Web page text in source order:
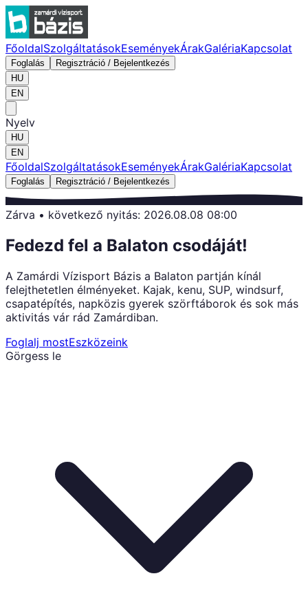
FőoldalSzolgáltatásokEseményekÁrakGalériaKapcsolat
Foglalás
Regisztráció / Bejelentkezés
HU
EN
Nyelv
HU
EN
FőoldalSzolgáltatásokEseményekÁrakGalériaKapcsolat
Foglalás Regisztráció / Bejelentkezés
Zárva • következő nyitás: 2026.08.08 08:00
Fedezd fel a Balaton csodáját!
A Zamárdi Vízisport Bázis a Balaton partján kínál
felejthetetlen élményeket. Kajak, kenu, SUP, windsurf,
csapatépítés, napközis gyerek szörftáborok és sok más
aktivitás vár rád Zamárdiban.
Foglalj mostEszközeink
Görgess le